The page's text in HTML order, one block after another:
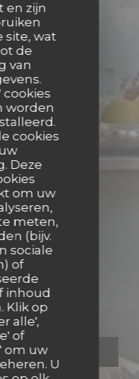
en zijn
site, wat
de
van
cookies
worden
cookies
Deze
om uw
meten,
(bijv.
sociale
of
inhoud
Klik op
alle',
of
om uw
U
• NÎMES
TAFEL